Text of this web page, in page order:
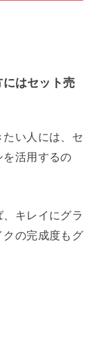
はセット売
い人には、セ
を活用するの
キレイにグラ
クの完成度もグ